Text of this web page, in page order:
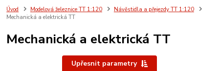
Úvod Modelová železnice TT 1:120
Návěstidla a přejezdy TT 1:120
Mechanická a elektrická TT
Mechanická a elektrická TT
Upřesnit parametry